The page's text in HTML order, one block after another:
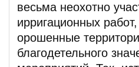
весьма неохотно
ирригационных
орошенные
благодетельного